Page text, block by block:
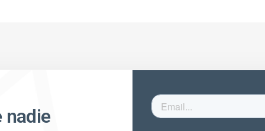
nadie